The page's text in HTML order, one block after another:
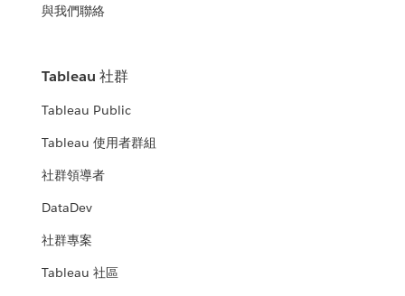
與我們聯絡
Tableau 社群
Tableau Public
Tableau 使用者群組
社群領導者
DataDev
社群專案
Tableau 社區